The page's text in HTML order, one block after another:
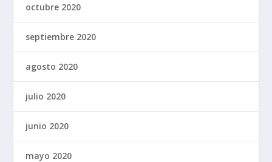
octubre 2020
septiembre 2020
agosto 2020
julio 2020
junio 2020
mayo 2020